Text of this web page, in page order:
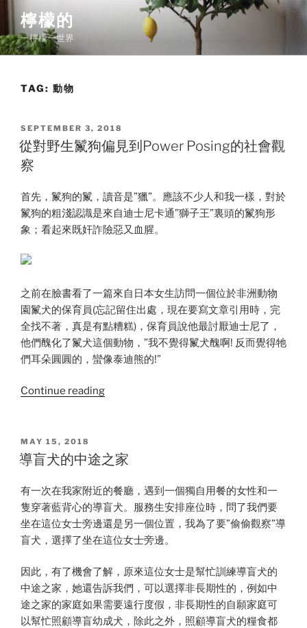
content
檸檬的
一檸檬一世界
TAG: 動物
POSTED
ON
SEPTEMBER 3, 2018
從對野生鬣狗偏見到Power Posing的社會觀
察
首先，鬣狗的鬣，讀音是”獵”。應該不少人和我一樣，對於
鬣狗的粗淺認識是來自迪士尼卡通”獅子王”裏頭的鬣狗形
象；看起來既奸詐險惡又血腥。
之前在臉書看了一篇來自日本女生訪問一個位於非洲動物
園鬣犬的保育員(忘記留住出處，現在要寫文章引用時，完
全找不著，真是有點糟糕)，保育員說他最討厭迪士尼了，
他們醜化了鬣犬這個動物，”我不覺得鬣犬醜啊! 反而覺得牠
們耳朵圓圓的，蠻像泰迪熊的!”
Continue reading“從
鬣
偏
見
到
Power
的
社
會
觀
POSTED
ON
MAY 15, 2018
導盲犬的中途之家
有一次在我家附近的餐廳，遇到一個獨自用餐的女性和一
隻穿著藍背心的導盲犬。服務生安排座位時，問了我們要
坐在這位女士旁邊還是另一個位置，我為了要”偷偷觀察”導
盲犬，選擇了坐在這位女士旁邊。
因此，有了機會了解，原來這位女士是幫忙訓練導盲犬的
中途之家，她還告訴我們，可以選擇非長期性的，例如中
途之家的家庭如果需要遠行度假，非長期性的自願家庭可
以幫忙照顧導盲幼成犬，除此之外，照顧導盲犬的糧食都